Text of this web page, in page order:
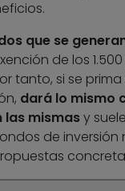
que se
de los
tanto, si se
dará lo mismo
las mismasy
de inversión